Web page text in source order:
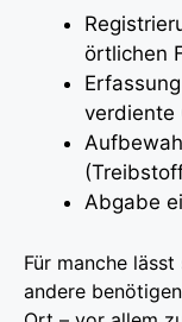
örtlichen
verdiente
Abgabe
Für manche
andere